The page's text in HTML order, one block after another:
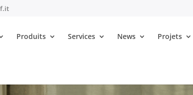
Produits Services News Projets